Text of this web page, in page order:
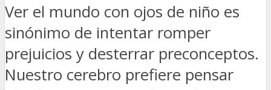
Ver el mundo con ojos de niño es
sinónimo de intentar romper
prejuicios y desterrar preconceptos.
Nuestro cerebro prefiere pensar